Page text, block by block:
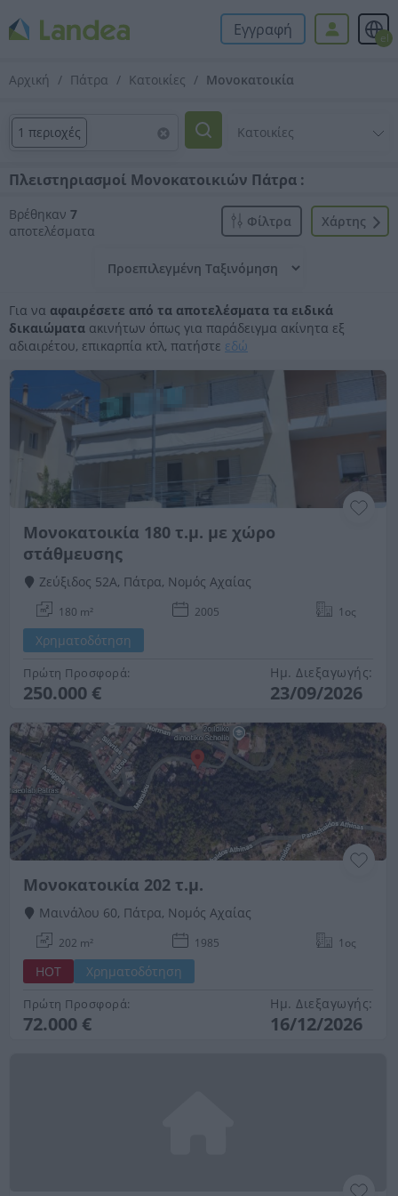
Εγγραφή el
Αρχική Πάτρα Κατοικίες Μονοκατοικία
1 περιοχές
Πλειστηριασμοί Μονοκατοικιών Πάτρα :
Βρέθηκαν 7
αποτελέσματα
Xάρτης
Φίλτρα
Για να αφαιρέσετε από τα αποτελέσματα τα ειδικά
δικαιώματα ακινήτων όπως για παράδειγμα ακίνητα εξ
αδιαιρέτου, επικαρπία κτλ, πατήστε εδώ
Μονοκατοικία 180 τ.μ. με χώρο
στάθμευσης
Ζεύξιδος 52Α, Πάτρα, Νομός Αχαίας
180 m² 2005 1ος
Χρηματοδότηση
Πρώτη Προσφορά:
250.000 €
Ημ. Διεξαγωγής:
23/09/2026
Μονοκατοικία 202 τ.μ.
Μαινάλου 60, Πάτρα, Νομός Αχαίας
202 m² 1985 1ος
HOT Χρηματοδότηση
Πρώτη Προσφορά:
72.000 €
Ημ. Διεξαγωγής:
16/12/2026